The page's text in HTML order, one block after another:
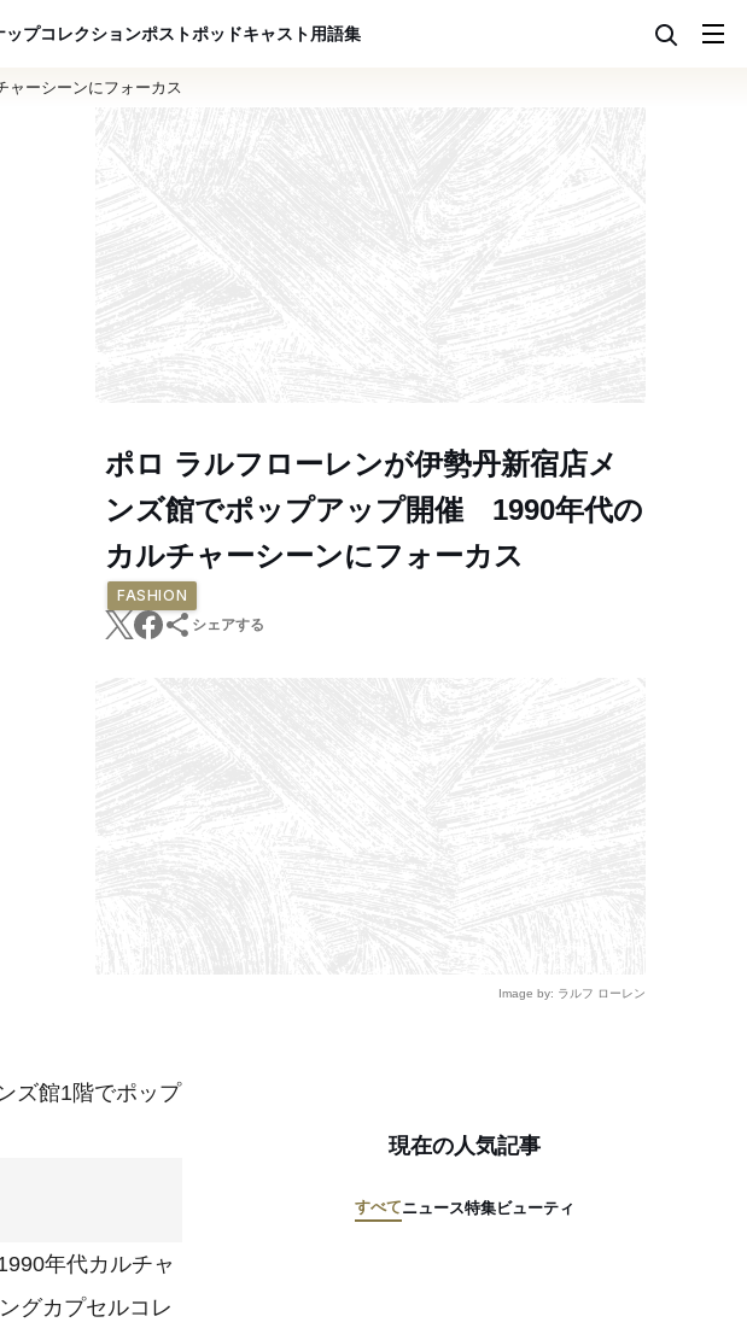
ップコレクションポストポッドキャスト用語集
ーシーンにフォーカス
ポロ ラルフローレンが伊勢丹新宿店メ
ンズ館でポップアップ開催 1990年代の
カルチャーシーンにフォーカス
FASHION
シェアする
Image by: ラルフ ローレン
ズ館1階でポップ
年代カルチャ
グカプセルコレ
現在の人気記事
すべてニュース特集ビューティ